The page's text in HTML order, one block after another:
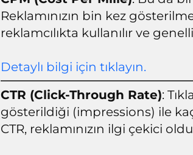
Reklamınızın bin kez
reklamcılıkta kullanılır ve
Detaylı bilgi için tıklayın.
CTR (Click-Through Rate):
gösterildiği (impressions) ile
CTR, reklamınızın ilgi çekici